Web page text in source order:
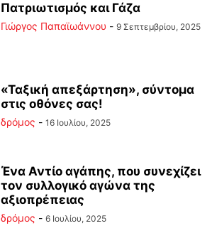
Πατριωτισμός και Γάζα
Γιώργος Παπαϊωάννου - 9 Σεπτεμβρίου, 2025
«Ταξική απεξάρτηση», σύντομα
στις οθόνες σας!
δρόμος - 16 Ιουλίου, 2025
Ένα Αντίο αγάπης, που συνεχίζει
τον συλλογικό αγώνα της
αξιοπρέπειας
δρόμος - 6 Ιουλίου, 2025